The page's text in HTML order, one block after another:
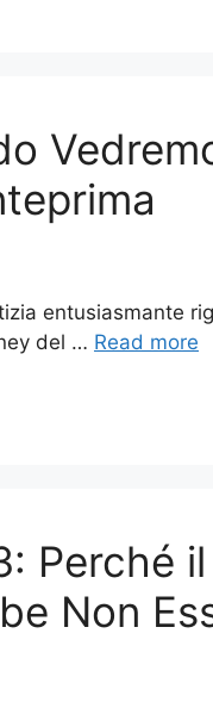
entusiasmante
del … Read more
Perché
Non